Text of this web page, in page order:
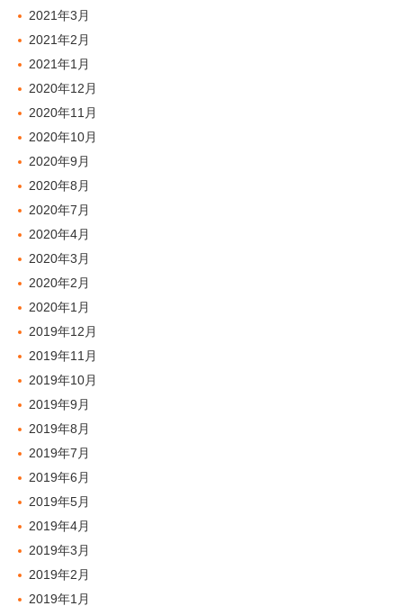
2021年3月
2021年2月
2021年1月
2020年12月
2020年11月
2020年10月
2020年9月
2020年8月
2020年7月
2020年4月
2020年3月
2020年2月
2020年1月
2019年12月
2019年11月
2019年10月
2019年9月
2019年8月
2019年7月
2019年6月
2019年5月
2019年4月
2019年3月
2019年2月
2019年1月